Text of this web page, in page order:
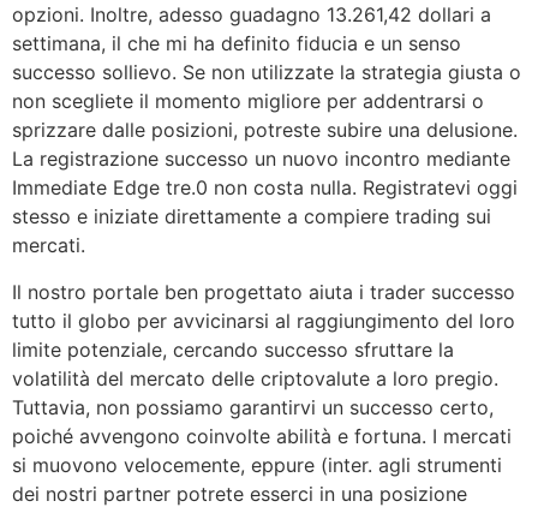
opzioni. Inoltre, adesso guadagno 13.261,42 dollari a
settimana, il che mi ha definito fiducia e un senso
successo sollievo. Se non utilizzate la strategia giusta o
non scegliete il momento migliore per addentrarsi o
sprizzare dalle posizioni, potreste subire una delusione.
La registrazione successo un nuovo incontro mediante
Immediate Edge tre.0 non costa nulla. Registratevi oggi
stesso e iniziate direttamente a compiere trading sui
mercati.
Il nostro portale ben progettato aiuta i trader successo
tutto il globo per avvicinarsi al raggiungimento del loro
limite potenziale, cercando successo sfruttare la
volatilità del mercato delle criptovalute a loro pregio.
Tuttavia, non possiamo garantirvi un successo certo,
poiché avvengono coinvolte abilità e fortuna. I mercati
si muovono velocemente, eppure (inter. agli strumenti
dei nostri partner potrete esserci in una posizione